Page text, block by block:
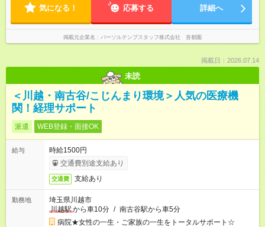
気になる！ 応募する 詳細へ
掲載元企業名 パーソルテンプスタッフ株式会社 首都圏
掲載日：2026.07.14
未読
＜川越・南古谷/こじんまり環境＞人気の医療機
関！経理サポート
派遣 WEB登録・面接OK
給与
時給1500円
交通費別途支給あり
交通費 支給あり
勤務地
埼玉県川越市
川越駅から車10分 / 南古谷駅から車5分
病院★女性の一生・ご家族の一生をトータルサポート☆